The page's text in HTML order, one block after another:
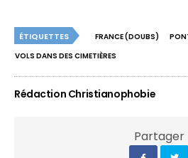
ÉTIQUETTES FRANCE (DOUBS)
VOLS DANS DES CIMETIÈRES
Rédaction Christianophobie
Partager